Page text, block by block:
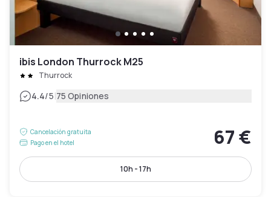
ibis London Thurrock M25
Thurrock
4.4/5|75 Opiniones
Cancelación gratuita
Pago en el hotel
67 €
10h - 17h